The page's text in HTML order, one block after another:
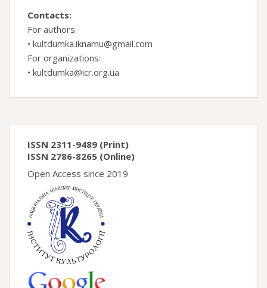
Contacts:
For authors:
• kultdumka.iknamu@gmail.com
For organizations:
• kultdumka@icr.org.ua
ISSN 2311-9489 (Print)
ISSN 2786-8265 (Online)
Open Access since 2019